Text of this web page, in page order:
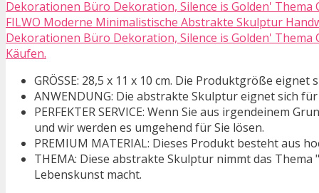
FILWO Moderne Minimalistische Abstrakte Skulptur
Dekorationen Büro Dekoration, Silence is Golden'
Käufen.
GRÖSSE: 28,5 x 11 x 10 cm. Die Produktgröße
ANWENDUNG: Die abstrakte Skulptur eignet sich
PERFEKTER SERVICE: Wenn Sie aus irgendeinem
und wir werden es umgehend für Sie lösen.
PREMIUM MATERIAL: Dieses Produkt besteht aus
THEMA: Diese abstrakte Skulptur nimmt das
Lebenskunst macht.